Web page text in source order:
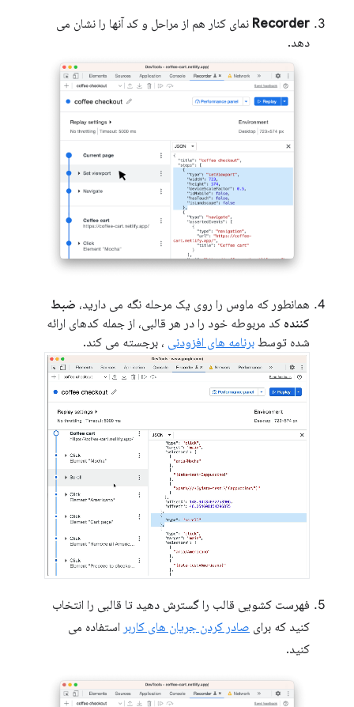
Recorder نمای کنار هم از مراحل و کد آنها را نشان می
دهد.
همانطور که ماوس را روی یک مرحله نگه می دارید، ضبط
کننده کد مربوطه خود را در هر قالبی، از جمله کدهای ارائه
شده توسط برنامه های افزودنی ، برجسته می کند.
فهرست کشویی قالب را گسترش دهید تا قالبی را انتخاب
کنید که برای صادر کردن جریان های کاربر استفاده می
کنید.